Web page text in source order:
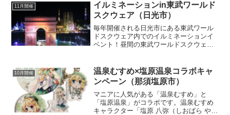
Twitter情報まとめ...
11月開催
イルミネーションin東武ワールド
スクウェア（日光市）
毎年開催される日光市にある東武ワール
ドスクウェア内でのイルミネーションイ
ベント！昼間の東武ワールドスクウェア
も？もちろん、イルミネーションの夜の
部だけの参加のほうが高いよ...
10月開催
温泉むすめ×塩原温泉コラボキャ
ンペーン（那須塩原市）
マニアに人気がある「温泉むすめ」と
「塩原温泉」がコラボです。温泉むすめ
キャラクター「塩原 八弥（しおばら や